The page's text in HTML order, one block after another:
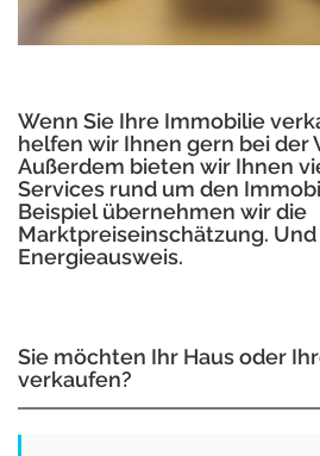
Wenn Sie Ihre Immobilie
helfen wir Ihnen gern bei der
Außerdem bieten wir Ihnen
Services rund um den
Beispiel übernehmen wir die
Marktpreiseinschätzung.
Energieausweis.
Sie möchten Ihr Haus oder
verkaufen?